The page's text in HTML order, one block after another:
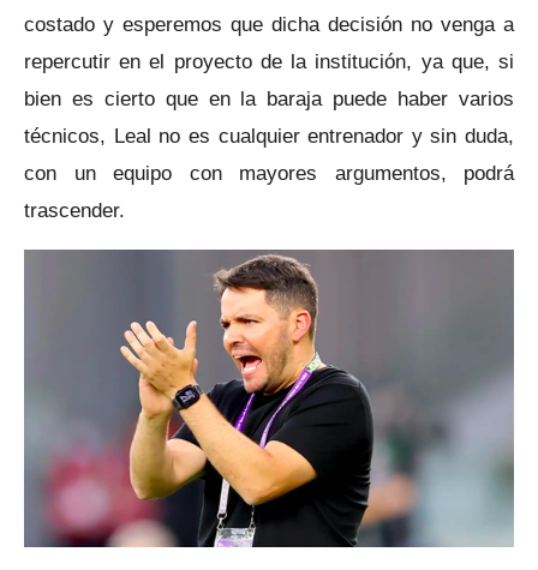
costado y esperemos que dicha decisión no venga a
repercutir en el proyecto de la institución, ya que, si
bien es cierto que en la baraja puede haber varios
técnicos, Leal no es cualquier entrenador y sin duda,
con un equipo con mayores argumentos, podrá
trascender.